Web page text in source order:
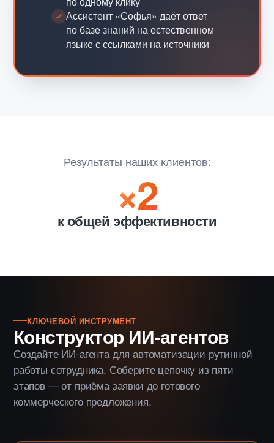
Ассистент «Софья» даёт ответ
по базе знаний на естественном
языке с ссылками на источники
Результаты наших клиентов:
×2
к общей эффективности
КЛЮЧЕВОЙ ИНСТРУМЕНТ
Конструктор ИИ-агентов
Создайте ИИ-агента для автоматизации рутинной
работы сотрудника. Соберите цепочку из пяти
этапов — от приёма заявки до готового
коммерческого предложения.